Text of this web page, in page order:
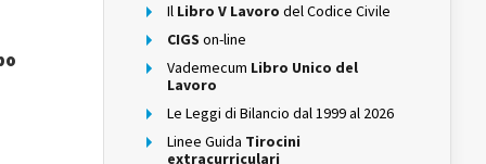
Il Libro V Lavoro del Codice Civile
CIGS on-line
Vademecum Libro Unico del
Lavoro
Le Leggi di Bilancio dal 1999 al 2026
Linee Guida Tirocini
extracurriculari